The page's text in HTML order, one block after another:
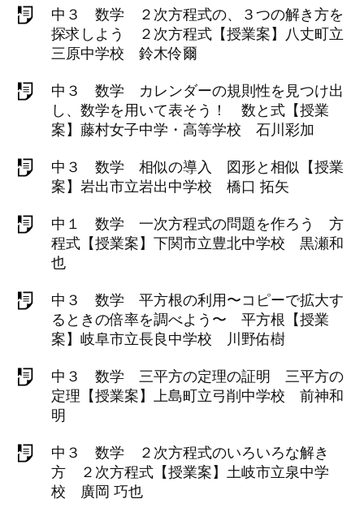
中３ 数学 ２次方程式の、３つの解き方を
探求しよう ２次方程式【授業案】八丈町立
三原中学校 鈴木伶爾
中３ 数学 カレンダーの規則性を見つけ出
し、数学を用いて表そう！ 数と式【授業
案】藤村女子中学・高等学校 石川彩加
中３ 数学 相似の導入 図形と相似【授業
案】岩出市立岩出中学校 橋口 拓矢
中１ 数学 一次方程式の問題を作ろう 方
程式【授業案】下関市立豊北中学校 黒瀬和
也
中３ 数学 平方根の利用〜コピーで拡大す
るときの倍率を調べよう〜 平方根【授業
案】岐阜市立長良中学校 川野佑樹
中３ 数学 三平方の定理の証明 三平方の
定理【授業案】上島町立弓削中学校 前神和
明
中３ 数学 ２次方程式のいろいろな解き
方 ２次方程式【授業案】土岐市立泉中学
校 廣岡 巧也